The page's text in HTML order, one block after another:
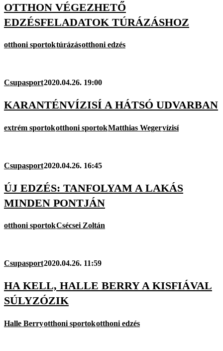
OTTHON VÉGEZHETŐ
EDZÉSFELADATOK TÚRÁZÁSHOZ
otthoni sportoktúrázásotthoni edzés
Csupasport2020.04.26. 19:00
KARANTÉNVÍZISÍ A HÁTSÓ UDVARBAN
extrém sportokotthoni sportokMatthias Wegervízisí
Csupasport2020.04.26. 16:45
ÚJ EDZÉS: TANFOLYAM A LAKÁS
MINDEN PONTJÁN
otthoni sportokCsécsei Zoltán
Csupasport2020.04.26. 11:59
HA KELL, HALLE BERRY A KISFIÁVAL
SÚLYZÓZIK
Halle Berryotthoni sportokotthoni edzés